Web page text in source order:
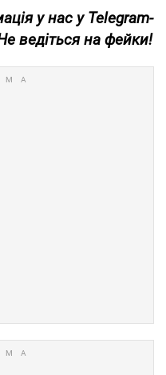
у нас у Telegram-
ведіться на фейки!